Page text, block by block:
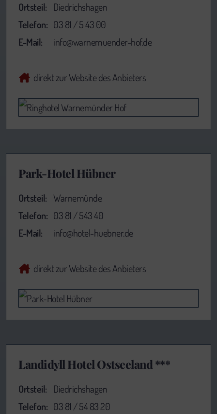
Ortsteil: Diedrichshagen
Telefon: 03 81 / 5 43 00
E-Mail:
info@warnemuender-hof.de
direkt zur Website des Anbieters
Park-Hotel Hübner
Ortsteil: Warnemünde
Telefon: 03 81 / 543 40
E-Mail:
info@hotel-huebner.de
direkt zur Website des Anbieters
Landidyll Hotel Ostseeland ***
Ortsteil: Diedrichshagen
Telefon: 03 81 / 54 83 20